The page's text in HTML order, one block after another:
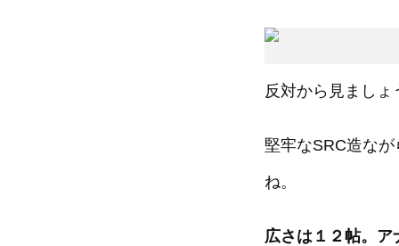
反対から見ましょ
堅牢なSRC造な
ね。
広さは１２帖。